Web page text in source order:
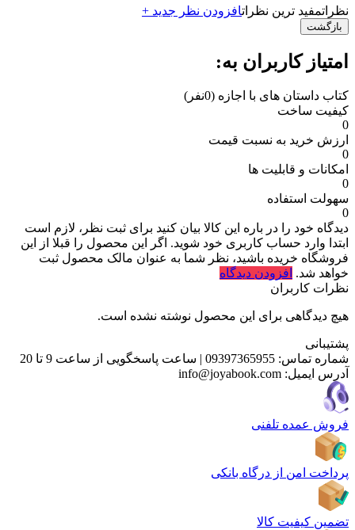
نظراتمفید ترین نظراتافزودن نظر جدید +
بازگشت
امتیاز کاربران به:
کتاب داستان های با اجازه (0نفر)
کیفیت ساخت
0
ارزش خرید به نسبت قیمت
0
امکانات و قابلیت ها
0
سهولت استفاده
0
دیدگاه خود را در باره این کالا بیان کنید برای ثبت نظر، لازم است
ابتدا وارد حساب کاربری خود شوید. اگر این محصول را قبلا از این
فروشگاه خریده باشید، نظر شما به عنوان مالک محصول ثبت
خواهد شد. افزودن دیدگاه
نظرات کاربران
هیچ دیدگاهی برای این محصول نوشته نشده است.
پشتیبانی
شماره تماس: 09397365955
| ساعت پاسخگویی از ساعت 9 تا 20
آدرس ایمیل: info@joyabook.com
فروش عمده تلفنی
پرداخت امن از درگاه بانکی
تضمین کیفیت کالا